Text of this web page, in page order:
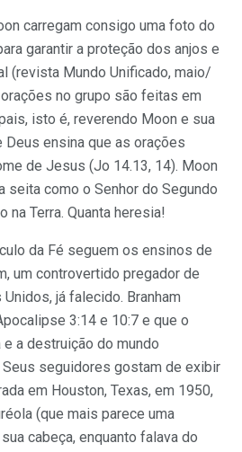
carregam consigo uma foto do
garantir a proteção dos anjos e
(revista Mundo Unificado, maio/
no grupo são feitas em
isto é, reverendo Moon e sua
Deus ensina que as orações
de Jesus (Jo 14.13, 14). Moon
seita como o Senhor do Segundo
Terra. Quanta heresia!
da Fé seguem os ensinos de
um controvertido pregador de
já falecido. Branham
3:14 e 10:7 e que o
a destruição do mundo
seguidores gostam de exibir
em Houston, Texas, em 1950,
(que mais parece uma
cabeça, enquanto falava do